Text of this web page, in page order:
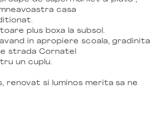
casa
plus boxa la subsol.
in apropiere scoala, gradinita
strada Cornatel
un cuplu.
renovat si luminos merita sa ne